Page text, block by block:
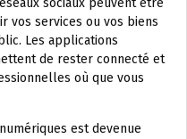
sociaux peuvent être
vos services ou vos biens
Les applications
de rester connecté et
où que vous
est devenue